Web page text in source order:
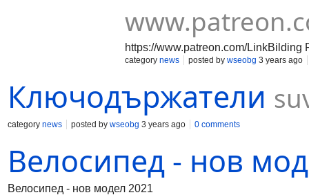
https://www.patreon.com/
category news posted by wseobg 3 years ago
Ключодържатели
category news posted by wseobg 3 years ago 0 comments
Велосипед - нов
Велосипед - нов модел 2021